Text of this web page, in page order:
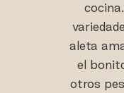
aleta
el
otros